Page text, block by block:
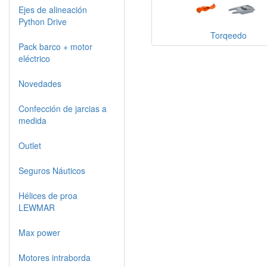
Torqeedo
Ejes de alineación
Python Drive
Pack barco + motor
eléctrico
Novedades
Confección de jarcias a
medida
Outlet
Seguros Náuticos
Hélices de proa
LEWMAR
Max power
Motores intraborda